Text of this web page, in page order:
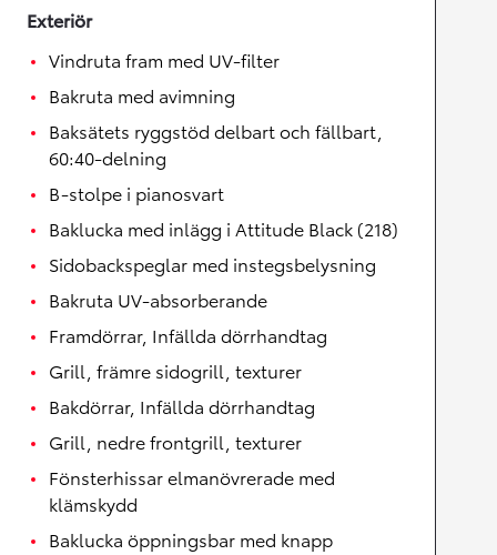
Exteriör
Vindruta fram med UV-filter
Bakruta med avimning
Baksätets ryggstöd delbart och fällbart,
60:40-delning
B-stolpe i pianosvart
Baklucka med inlägg i Attitude Black (218)
Sidobackspeglar med instegsbelysning
Bakruta UV-absorberande
Framdörrar, Infällda dörrhandtag
Grill, främre sidogrill, texturer
Bakdörrar, Infällda dörrhandtag
Grill, nedre frontgrill, texturer
Fönsterhissar elmanövrerade med
klämskydd
Baklucka öppningsbar med knapp